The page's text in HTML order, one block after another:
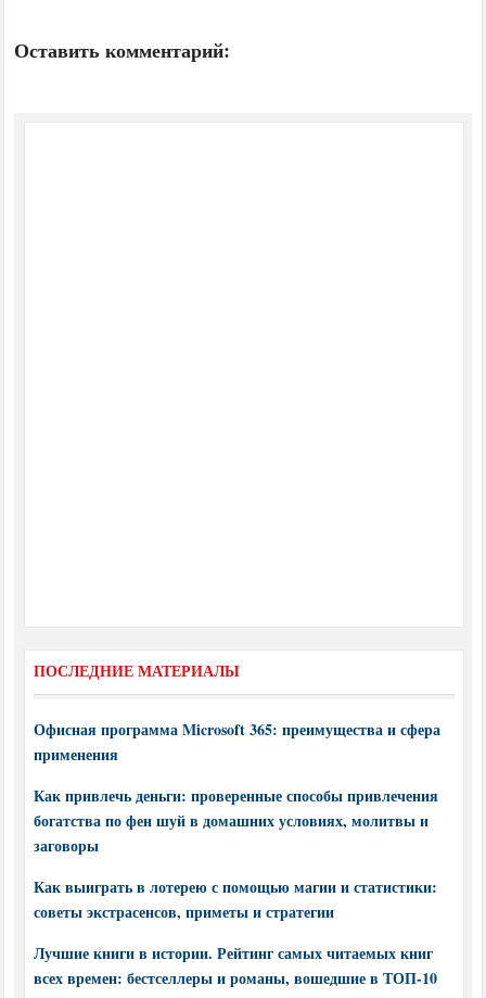
Оставить комментарий:
ПОСЛЕДНИЕ МАТЕРИАЛЫ
Офисная программа Microsoft 365: преимущества и сфера
применения
Как привлечь деньги: проверенные способы привлечения
богатства по фен шуй в домашних условиях, молитвы и
заговоры
Как выиграть в лотерею с помощью магии и статистики:
советы экстрасенсов, приметы и стратегии
Лучшие книги в истории. Рейтинг самых читаемых книг
всех времен: бестселлеры и романы, вошедшие в ТОП-10